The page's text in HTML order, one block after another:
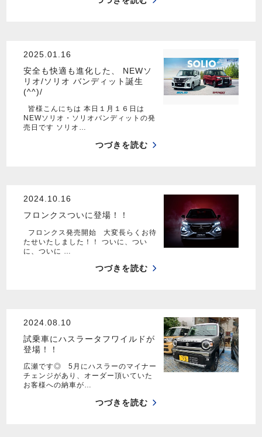
2025.01.16
安全も快適も進化した、 NEWソ
リオ/ソリオ バンディット誕生
(^^)/
皆様こんにちは 本日１月１６日は
NEWソリオ・ソリオバンディットの発
売日です ソリオ…
つづきを読む
2024.10.16
フロンクスついに登場！！
フロンクス発売開始 大変長らくお待
たせいたしました！！ ついに、つい
に、ついに …
つづきを読む
2024.08.10
試乗車にハスラータフワイルドが
登場！！
広瀬です◎ 5月にハスラーのマイナー
チェンジがあり、オーダー頂いていた
お客様への納車が…
つづきを読む